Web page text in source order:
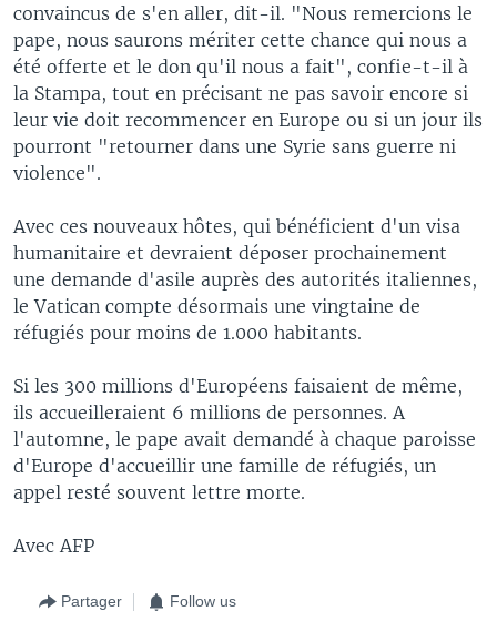
convaincus de s'en aller, dit-il. "Nous remercions le
pape, nous saurons mériter cette chance qui nous a
été offerte et le don qu'il nous a fait", confie-t-il à
la Stampa, tout en précisant ne pas savoir encore si
leur vie doit recommencer en Europe ou si un jour ils
pourront "retourner dans une Syrie sans guerre ni
violence".
Avec ces nouveaux hôtes, qui bénéficient d'un visa
humanitaire et devraient déposer prochainement
une demande d'asile auprès des autorités italiennes,
le Vatican compte désormais une vingtaine de
réfugiés pour moins de 1.000 habitants.
Si les 300 millions d'Européens faisaient de même,
ils accueilleraient 6 millions de personnes. A
l'automne, le pape avait demandé à chaque paroisse
d'Europe d'accueillir une famille de réfugiés, un
appel resté souvent lettre morte.
Avec AFP
Partager Follow us